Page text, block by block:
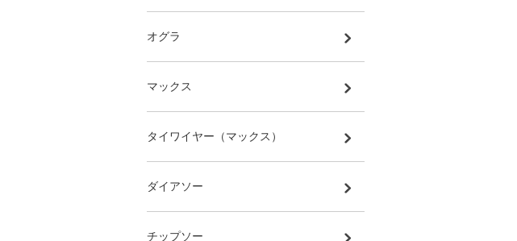
オグラ
マックス
タイワイヤー（マックス）
ダイアソー
チップソー